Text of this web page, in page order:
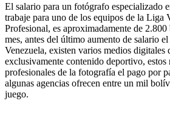
El salario para un fotógrafo especializado
trabaje para uno de los equipos de la Liga
Profesional, es aproximadamente de 2.800
mes, antes del último aumento de salario
Venezuela, existen varios medios digitales
exclusivamente contenido deportivo, estos
profesionales de la fotografía el pago por
algunas agencias ofrecen entre un mil
juego.